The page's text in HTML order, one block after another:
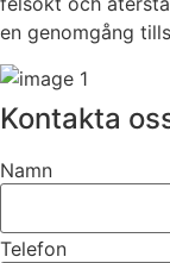
en genomgång
Kontakta
Namn
Telefon